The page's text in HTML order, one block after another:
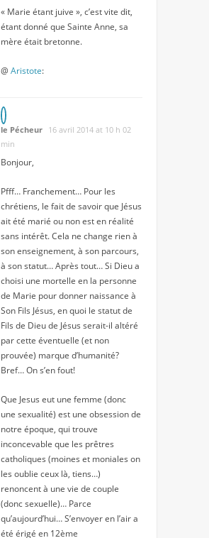
« Marie étant juive », c’est vite dit,
étant donné que Sainte Anne, sa
mère était bretonne.
@ Aristote:
le Pécheur 16 avril 2014 at 10 h 02
min
Bonjour,
Pfff… Franchement… Pour les
chrétiens, le fait de savoir que Jésus
ait été marié ou non est en réalité
sans intérêt. Cela ne change rien à
son enseignement, à son parcours,
à son statut… Après tout… Si Dieu a
choisi une mortelle en la personne
de Marie pour donner naissance à
Son Fils Jésus, en quoi le statut de
Fils de Dieu de Jésus serait-il altéré
par cette éventuelle (et non
prouvée) marque d’humanité?
Bref… On s’en fout!
Que Jesus eut une femme (donc
une sexualité) est une obsession de
notre époque, qui trouve
inconcevable que les prêtres
catholiques (moines et moniales on
les oublie ceux là, tiens…)
renoncent à une vie de couple
(donc sexuelle)… Parce
qu’aujourd’hui… S’envoyer en l’air a
été érigé en 12ème